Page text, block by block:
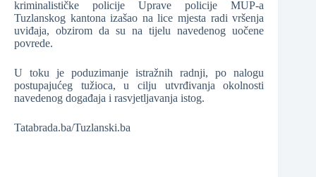
kriminalističke policije Uprave policije MUP-a
Tuzlanskog kantona izašao na lice mjesta radi vršenja
uviđaja, obzirom da su na tijelu navedenog uočene
povrede.
U toku je poduzimanje istražnih radnji, po nalogu
postupajućeg tužioca, u cilju utvrđivanja okolnosti
navedenog događaja i rasvjetljavanja istog.
Tatabrada.ba/Tuzlanski.ba